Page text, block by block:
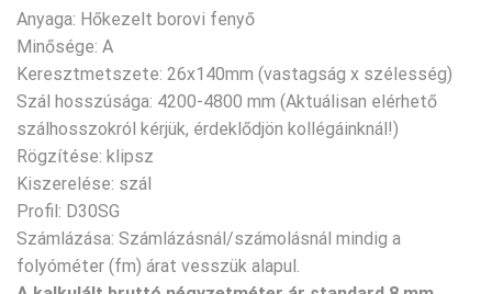
Anyaga: Hőkezelt borovi fenyő
Minősége: A
Keresztmetszete: 26x140mm (vastagság x szélesség)
Szál hosszúsága: 4200-4800 mm (Aktuálisan elérhető
szálhosszokról kérjük, érdeklődjön kollégáinknál!)
Rögzítése: klipsz
Kiszerelése: szál
Profil: D30SG
Számlázása: Számlázásnál/számolásnál mindig a
folyóméter (fm) árat vesszük alapul.